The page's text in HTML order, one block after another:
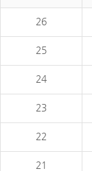
26
25
24
23
22
21